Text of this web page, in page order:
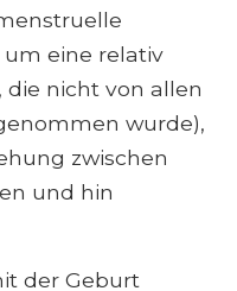
um eine relativ
nicht von allen
wurde),
zwischen
und hin
der Geburt